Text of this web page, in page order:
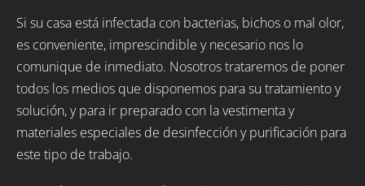
Si su casa está infectada con bacterias, bichos o mal olor,
es conveniente, imprescindible y necesario nos lo
comunique de inmediato. Nosotros trataremos de poner
todos los medios que disponemos para su tratamiento y
solución, y para ir preparado con la vestimenta y
materiales especiales de desinfección y purificación para
este tipo de trabajo.